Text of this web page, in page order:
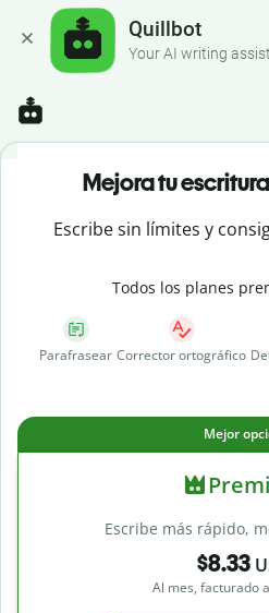
Quillbot
Your AI writing
Mejora tu
Escribe sin límites y
Todos los planes
Parafrasear Corrector ortográfico
Mejor
Escribe más rápido,
$8.33
Al mes, facturado